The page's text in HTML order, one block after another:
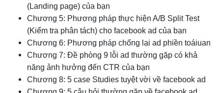
(Landing page) của bạn
Chương 5: Phương pháp thực hiện A/B Split Test
(Kiểm tra phân tách) cho facebook ad của bạn
Chương 6: Phương pháp chống lại ad phiền toáiuan
Chương 7: Đề phòng 9 lỗi ad thường gặp có khả
năng ảnh hưởng đến CTR của bạn
Chương 8: 5 case Studies tuyệt vời về facebook ad